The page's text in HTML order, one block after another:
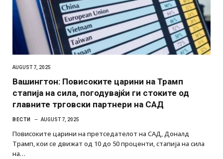
AUGUST 7, 2025
Вашингтон: Повисоките царини на Трамп
стапија на сила, погодувајќи ги стоките од
главните трговски партнери на САД
ВЕСТИ AUGUST 7, 2025
Повисоките царини на претседателот на САД, Доналд
Трамп, кои се движат од 10 до 50 проценти, стапија на сила
на…